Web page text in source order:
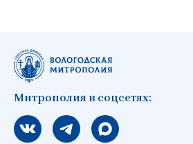
Митрополия в соцсетях:
Мы вконтакте
Мы в telegram
Мы в Макс